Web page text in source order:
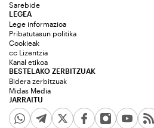
Sarebide
JARRAITU
LEGEA
Lege informazioa
Pribatutasun politika
Cookieak
cc Lizentzia
Kanal etikoa
BESTELAKO ZERBITZUAK
Bidera zerbitzuak
Midas Media